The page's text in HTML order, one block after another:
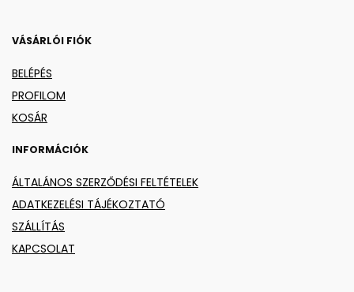
VÁSÁRLÓI FIÓK
BELÉPÉS
PROFILOM
KOSÁR
INFORMÁCIÓK
ÁLTALÁNOS SZERZŐDÉSI FELTÉTELEK
ADATKEZELÉSI TÁJÉKOZTATÓ
SZÁLLÍTÁS
KAPCSOLAT